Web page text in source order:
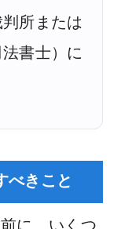
所または
書士）に
べきこと
に、いくつ